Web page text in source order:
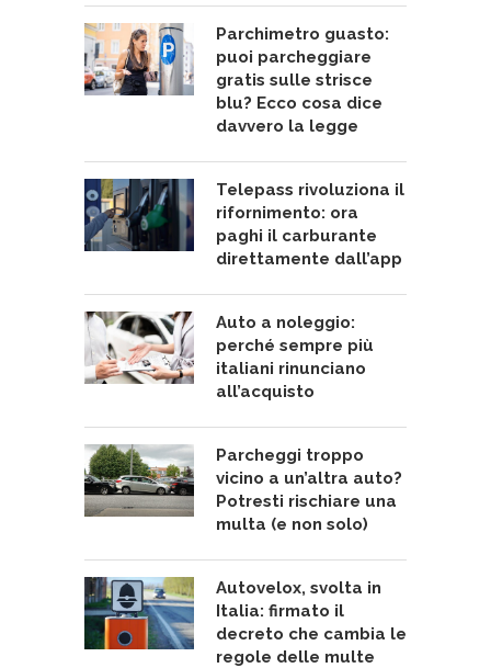
Parchimetro guasto:
puoi parcheggiare
gratis sulle strisce
blu? Ecco cosa dice
davvero la legge
Telepass rivoluziona il
rifornimento: ora
paghi il carburante
direttamente dall’app
Auto a noleggio:
perché sempre più
italiani rinunciano
all’acquisto
Parcheggi troppo
vicino a un’altra auto?
Potresti rischiare una
multa (e non solo)
Autovelox, svolta in
Italia: firmato il
decreto che cambia le
regole delle multe